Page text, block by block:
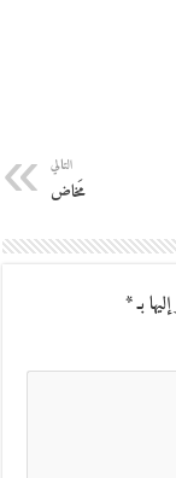
التالي
مَخاض
بـ*